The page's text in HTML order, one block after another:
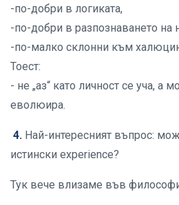
-по-добри в логиката,
-по-добри в разпознаването на
-по-малко склонни към
Тоест:
- не „аз“ като личност се уча, а
еволюира.
4. Най-интересният въпрос:
истински experience?
Тук вече влизаме във